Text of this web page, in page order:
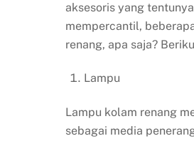
aksesoris yang
mempercantil,
renang, apa saja?
Lampu
Lampu kolam renang
sebagai media